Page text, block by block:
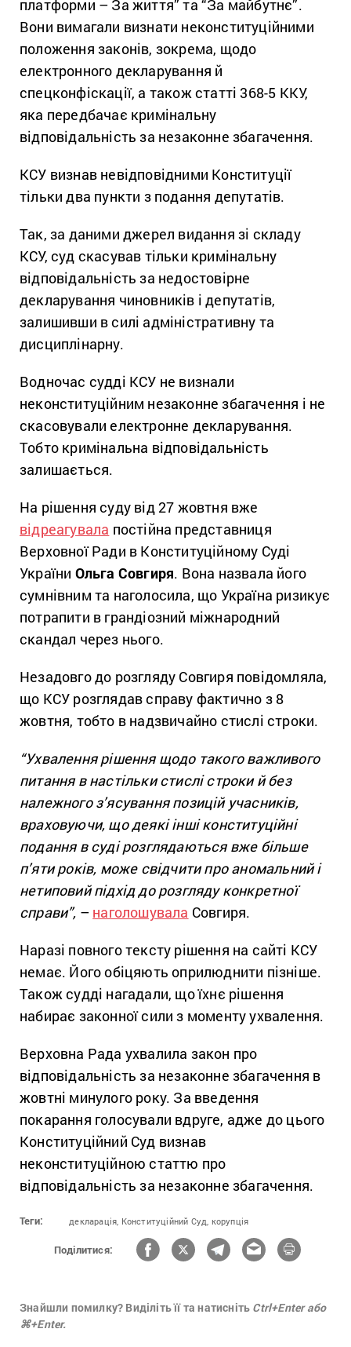
платформи – За життя” та “За майбутнє”.
Вони вимагали визнати неконституційними
положення законів, зокрема, щодо
електронного декларування й
спецконфіскації, а також статті 368-5 ККУ,
яка передбачає кримінальну
відповідальність за незаконне збагачення.
КСУ визнав невідповідними Конституції
тільки два пункти з подання депутатів.
Так, за даними джерел видання зі складу
КСУ, суд скасував тільки кримінальну
відповідальність за недостовірне
декларування чиновників і депутатів,
залишивши в силі адміністративну та
дисциплінарну.
Водночас судді КСУ не визнали
неконституційним незаконне збагачення і не
скасовували електронне декларування.
Тобто кримінальна відповідальність
залишається.
На рішення суду від 27 жовтня вже
відреагувала постійна представниця
Верховної Ради в Конституційному Суді
України Ольга Совгиря. Вона назвала його
сумнівним та наголосила, що Україна ризикує
потрапити в грандіозний міжнародний
скандал через нього.
Незадовго до розгляду Совгиря повідомляла,
що КСУ розглядав справу фактично з 8
жовтня, тобто в надзвичайно стислі строки.
“Ухвалення рішення щодо такого важливого
питання в настільки стислі строки й без
належного з’ясування позицій учасників,
враховуючи, що деякі інші конституційні
подання в суді розглядаються вже більше
п’яти років, може свідчити про аномальний і
нетиповий підхід до розгляду конкретної
справи”, – наголошувала Совгиря.
Наразі повного тексту рішення на сайті КСУ
немає. Його обіцяють оприлюднити пізніше.
Також судді нагадали, що їхнє рішення
набирає законної сили з моменту ухвалення.
Верховна Рада ухвалила закон про
відповідальність за незаконне збагачення в
жовтні минулого року. За введення
покарання голосували вдруге, адже до цього
Конституційний Суд визнав
неконституційною статтю про
відповідальність за незаконне збагачення.
Теги: декларація, Конституційний Суд, корупція
Поділитися:
Знайшли помилку? Виділіть її та натисніть Ctrl+Enter або
⌘+Enter.